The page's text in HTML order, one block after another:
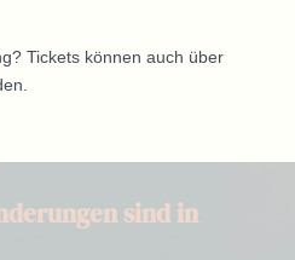
Tickets können auch über
sind in